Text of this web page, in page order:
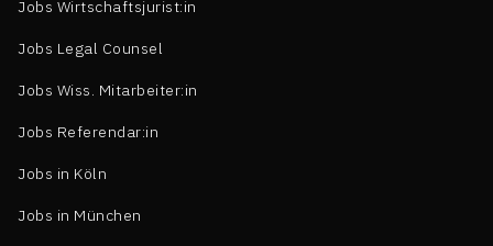
Jobs Wirtschaftsjurist:in
Jobs Legal Counsel
Jobs Wiss. Mitarbeiter:in
Jobs Referendar:in
Jobs in Köln
Jobs in München